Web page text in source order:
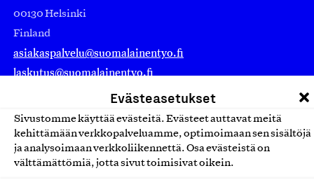
Evästeasetukset
Sivustomme käyttää evästeitä. Evästeet auttavat meitä
kehittämään verkkopalveluamme, optimoimaan sen sisältöjä
ja analysoimaan verkkoliikennettä. Osa evästeistä on
välttämättömiä, jotta sivut toimisivat oikein.
00130 Helsinki
Finland
asiakaspalvelu@suomalainentyo.fi
laskutus@suomalainentyo.fi
Avainlippu